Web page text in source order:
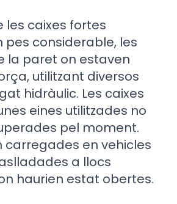
les caixes fortes
pes considerable, les
la paret on estaven
utilitzant diversos
hidràulic. Les caixes
eines utilitzades no
pel moment.
carregades en vehicles
a llocs
haurien estat obertes.